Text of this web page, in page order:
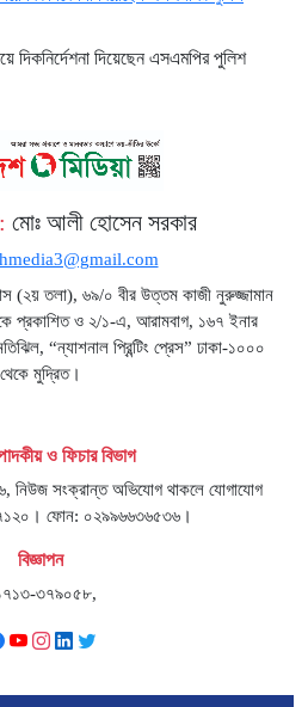
দিয়েছেন এসএমপির পুলিশ
মোঃ আলী হোসেন সরকার
(২য় তলা), ৬৯/০ বীর উত্তম কাজী নুরুজ্জামান
প্রকাশিত ও ২/১-এ, আরামবাগ, ১৬৭ ইনার
“ন্যাশনাল প্রিন্টিং প্রেস” ঢাকা-১০০০
থেকে মুদ্রিত।
ও ফিচার বিভাগ
নিউজ সংক্রান্ত অভিযোগ থাকলে যোগাযোগ
ফোন: ০২৯৯৬৬৩৬৫৩৬।
বিজ্ঞাপন
৩৭৯০৫৮,